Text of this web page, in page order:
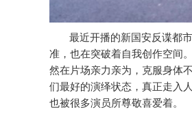
最近开播的新国安反谍都
准，也在突破着自我创作空间。
然在片场亲力亲为，克服身体
们最好的演绎状态，真正走入
也被很多演员所尊敬喜爱着。